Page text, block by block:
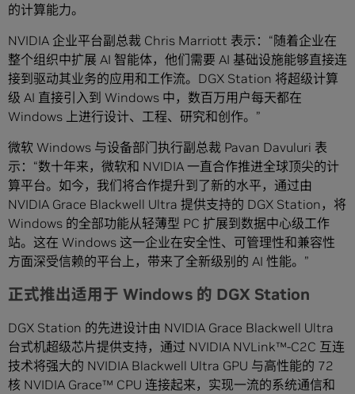
的计算能力。
NVIDIA 企业平台副总裁 Chris Marriott 表示：“随着企业在
整个组织中扩展 AI 智能体，他们需要 AI 基础设施能够直接连
接到驱动其业务的应用和工作流。DGX Station 将超级计算
级 AI 直接引入到 Windows 中，数百万用户每天都在
Windows 上进行设计、工程、研究和创作。”
微软 Windows 与设备部门执行副总裁 Pavan Davuluri 表
示：“数十年来，微软和 NVIDIA 一直合作推进全球顶尖的计
算平台。如今，我们将合作提升到了新的水平，通过由
NVIDIA Grace Blackwell Ultra 提供支持的 DGX Station，将
Windows 的全部功能从轻薄型 PC 扩展到数据中心级工作
站。这在 Windows 这一企业在安全性、可管理性和兼容性
方面深受信赖的平台上，带来了全新级别的 AI 性能。”
正式推出适用于 Windows 的 DGX Station
DGX Station 的先进设计由 NVIDIA Grace Blackwell Ultra
台式机超级芯片提供支持，通过 NVIDIA NVLink™-C2C 互连
技术将强大的 NVIDIA Blackwell Ultra GPU 与高性能的 72
核 NVIDIA Grace™ CPU 连接起来，实现一流的系统通信和